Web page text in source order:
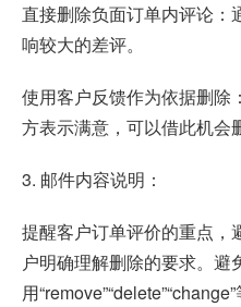
直接删除负面订单内评论：
响较大的差评。
使用客户反馈作为依据删除
方表示满意，可以借此机会
3. 邮件内容说明：
提醒客户订单评价的重点，
户明确理解删除的要求。避
用